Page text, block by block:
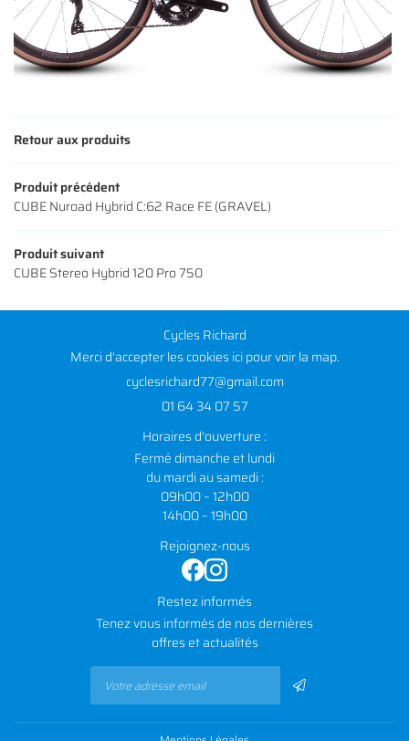
Retour aux produits
Produit précédent
CUBE Nuroad Hybrid C:62 Race FE (GRAVEL)
Produit suivant
CUBE Stereo Hybrid 120 Pro 750
Cycles Richard
Merci d'accepter les cookiesicipour voir la map.
01 64 34 07 57
Horaires d'ouverture :
Fermé dimanche et lundi
du mardi au samedi :
09h00 – 12h00
14h00 – 19h00
Rejoignez-nous
Restez informés
Tenez vous informés de nos dernières
offres et actualités